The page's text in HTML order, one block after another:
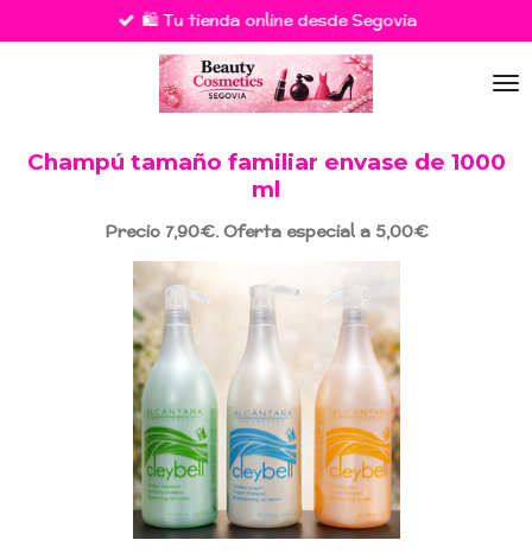
al
🛍️ Tu tienda online desde Segovia
Champú tamaño familiar envase de 1000
ml
Precio 7,90€. Oferta especial a 5,00€